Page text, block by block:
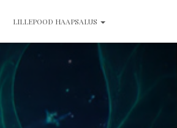
LILLEPOOD HAAPSALUS